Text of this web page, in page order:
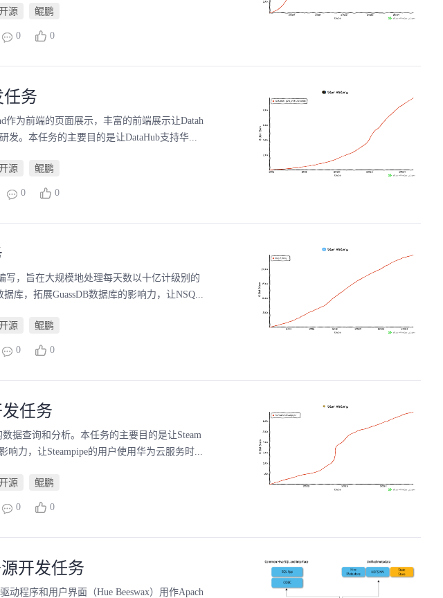
源 鲲鹏
0 0
务
作为前端的页面展示，丰富的前端展示让Datah
发。本任务的主要目的是让DataHub支持华...
源 鲲鹏
0 0
写，旨在大规模地处理每天数以十亿计级别的
库，拓展GuassDB数据库的影响力，让NSQ...
源 鲲鹏
0 0
任务
据查询和分析。本任务的主要目的是让Steam
响力，让Steampipe的用户使用华为云服务时...
源 鲲鹏
0 0
开发任务
动程序和用户界面（Hue Beeswax）用作Apach